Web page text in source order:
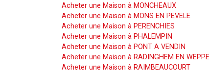
Acheter une Maison à MONCHEAUX
Acheter une Maison à MONS EN PEVELE
Acheter une Maison à PERENCHIES
Acheter une Maison à PHALEMPIN
Acheter une Maison à PONT A VENDIN
Acheter une Maison à RADINGHEM EN
Acheter une Maison à RAIMBEAUCOURT